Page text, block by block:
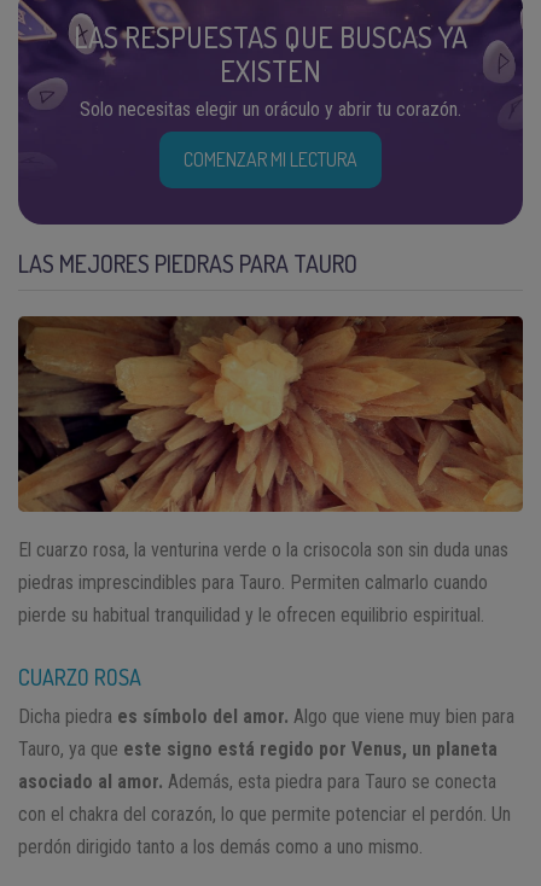
LAS RESPUESTAS QUE BUSCAS YA
EXISTEN
Solo necesitas elegir un oráculo y abrir tu corazón.
COMENZAR MI LECTURA
LAS MEJORES PIEDRAS PARA TAURO
El cuarzo rosa, la venturina verde o la crisocola son sin duda unas
piedras imprescindibles para Tauro. Permiten calmarlo cuando
pierde su habitual tranquilidad y le ofrecen equilibrio espiritual.
CUARZO ROSA
Dicha piedra es símbolo del amor. Algo que viene muy bien para
Tauro, ya que este signo está regido por Venus, un planeta
asociado al amor. Además, esta piedra para Tauro se conecta
con el chakra del corazón, lo que permite potenciar el perdón. Un
perdón dirigido tanto a los demás como a uno mismo.